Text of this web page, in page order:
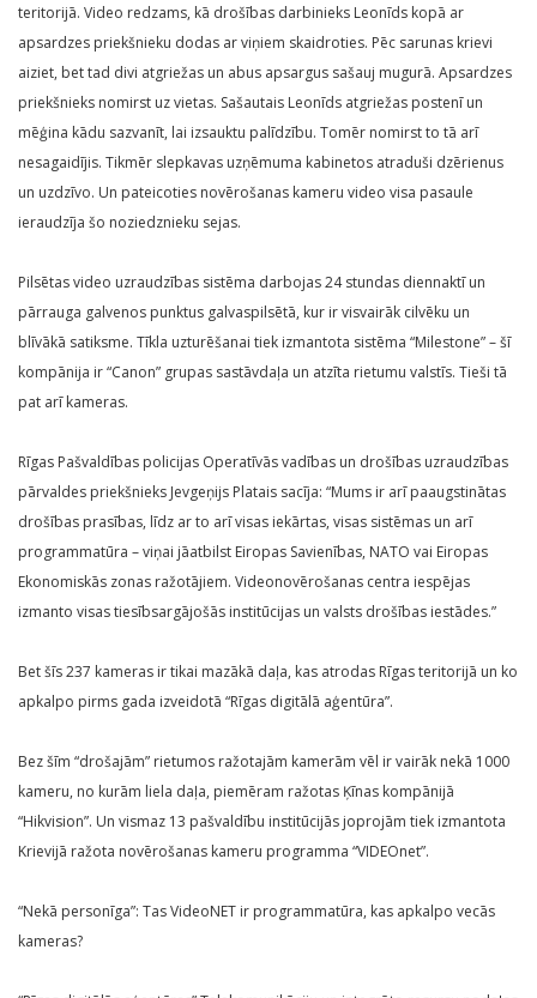
teritorijā. Video redzams, kā drošības darbinieks Leonīds kopā ar
apsardzes priekšnieku dodas ar viņiem skaidroties. Pēc sarunas krievi
aiziet, bet tad divi atgriežas un abus apsargus sašauj mugurā. Apsardzes
priekšnieks nomirst uz vietas. Sašautais Leonīds atgriežas postenī un
mēģina kādu sazvanīt, lai izsauktu palīdzību. Tomēr nomirst to tā arī
nesagaidījis. Tikmēr slepkavas uzņēmuma kabinetos atraduši dzērienus
un uzdzīvo. Un pateicoties novērošanas kameru video visa pasaule
ieraudzīja šo noziedznieku sejas.
Pilsētas video uzraudzības sistēma darbojas 24 stundas diennaktī un
pārrauga galvenos punktus galvaspilsētā, kur ir visvairāk cilvēku un
blīvākā satiksme. Tīkla uzturēšanai tiek izmantota sistēma “Milestone” – šī
kompānija ir “Canon” grupas sastāvdaļa un atzīta rietumu valstīs. Tieši tā
pat arī kameras.
Rīgas Pašvaldības policijas Operatīvās vadības un drošības uzraudzības
pārvaldes priekšnieks Jevgeņijs Platais sacīja: “Mums ir arī paaugstinātas
drošības prasības, līdz ar to arī visas iekārtas, visas sistēmas un arī
programmatūra – viņai jāatbilst Eiropas Savienības, NATO vai Eiropas
Ekonomiskās zonas ražotājiem. Videonovērošanas centra iespējas
izmanto visas tiesībsargājošās institūcijas un valsts drošības iestādes.”
Bet šīs 237 kameras ir tikai mazākā daļa, kas atrodas Rīgas teritorijā un ko
apkalpo pirms gada izveidotā “Rīgas digitālā aģentūra”.
Bez šīm “drošajām” rietumos ražotajām kamerām vēl ir vairāk nekā 1000
kameru, no kurām liela daļa, piemēram ražotas Ķīnas kompānijā
“Hikvision”. Un vismaz 13 pašvaldību institūcijās joprojām tiek izmantota
Krievijā ražota novērošanas kameru programma “VIDEOnet”.
“Nekā personīga”: Tas VideoNET ir programmatūra, kas apkalpo vecās
kameras?